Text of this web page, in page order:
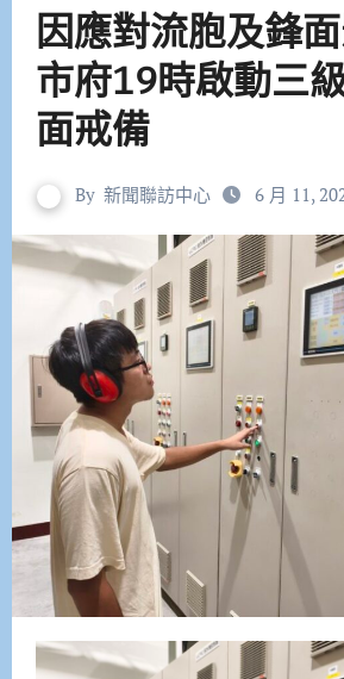
因應對流胞及鋒
市府19時啟動三
面戒備
By 新聞聯訪中心 6 月 11,